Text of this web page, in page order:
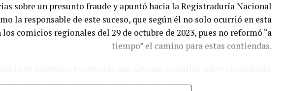
sobre un presunto fraude y apuntó hacia la Registraduría Nacional
la responsable de este suceso, que según él no solo ocurrió en esta
comicios regionales del 29 de octubre de 2023, pues no reformó “a
tiempo” el camino para estas contiendas.
hubo un fraude electoral y algorítmico sistemático sobre